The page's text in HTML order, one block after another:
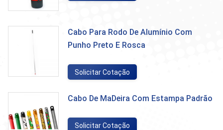
Cabo Para Rodo De Alumínio Com
Punho Preto E Rosca
Solicitar Cotação
Cabo De MaDeira Com Estampa Padrão
Solicitar Cotação